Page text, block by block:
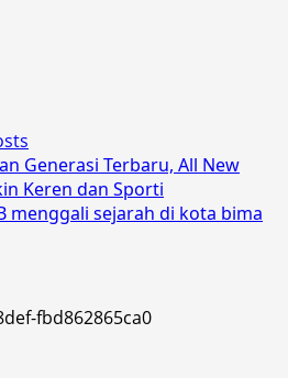
Generasi Terbaru, All New
Keren dan Sporti
menggali sejarah di kota bima